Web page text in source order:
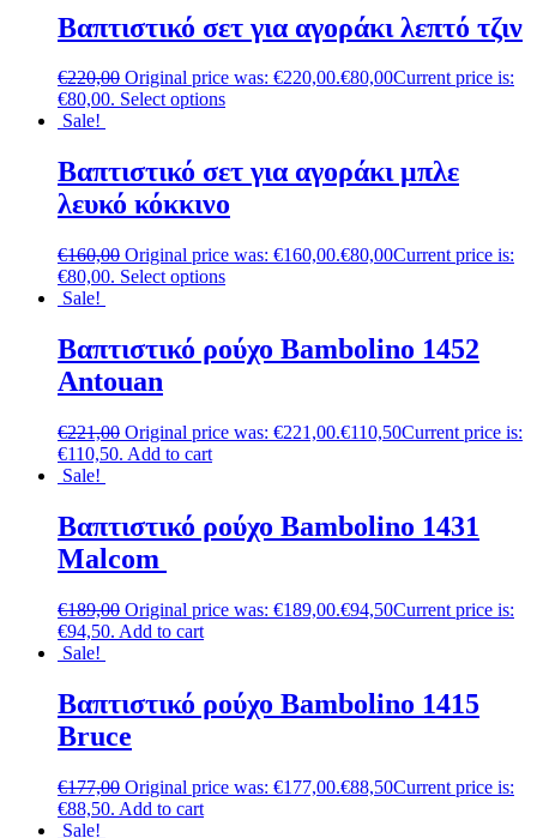
Βαπτιστικό σετ για αγοράκι λεπτό τζιν
€220,00 Original price was: €220,00.€80,00Current price is:
€80,00. Select options
Sale!
Βαπτιστικό σετ για αγοράκι μπλε
λευκό κόκκινο
€160,00 Original price was: €160,00.€80,00Current price is:
€80,00. Select options
Sale!
Βαπτιστικό ρούχο Bambolino 1452
Antouan
€221,00 Original price was: €221,00.€110,50Current price is:
€110,50. Add to cart
Sale!
Βαπτιστικό ρούχο Bambolino 1431
Malcom
€189,00 Original price was: €189,00.€94,50Current price is:
€94,50. Add to cart
Sale!
Βαπτιστικό ρούχο Bambolino 1415
Bruce
€177,00 Original price was: €177,00.€88,50Current price is:
€88,50. Add to cart
Sale!